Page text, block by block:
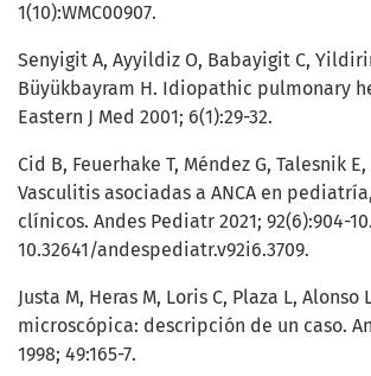
1(10):WMC00907.
Senyigit A, Ayyildiz O, Babayigit C,
Büyükbayram H. Idiopathic pulmonary
Eastern J Med 2001; 6(1):29-32.
Cid B, Feuerhake T, Méndez G, Talesnik
Vasculitis asociadas a ANCA en
clínicos. Andes Pediatr 2021; 92(6):904-
10.32641/andespediatr.v92i6.3709.
Justa M, Heras M, Loris C, Plaza L,
microscópica: descripción de un caso.
1998; 49:165-7.